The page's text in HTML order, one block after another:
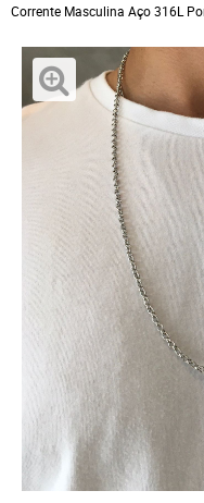
Corrente Masculina Aço 316L